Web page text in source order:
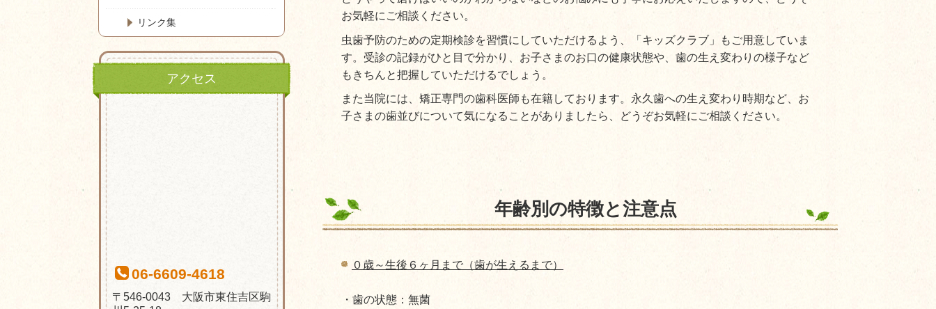
お気軽にご相談ください。
虫歯予防のための定期検診を習慣にしていただけるよう、「キッズクラブ」もご用意していま
す。受診の記録がひと目で分かり、お子さまのお口の健康状態や、歯の生え変わりの様子など
もきちんと把握していただけるでしょう。
また当院には、矯正専門の歯科医師も在籍しております。永久歯への生え変わり時期など、お
子さまの歯並びについて気になることがありましたら、どうぞお気軽にご相談ください。
年齢別の特徴と注意点
０歳～生後６ヶ月まで（歯が生えるまで）
・歯の状態：無菌
リンク集
アクセス
06-6609-4618
〒546-0043 大阪市東住吉区駒